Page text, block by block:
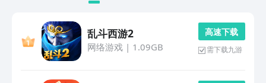
乱斗西游2
网络游戏| 1.09GB
高 速 下 载
需下载九游